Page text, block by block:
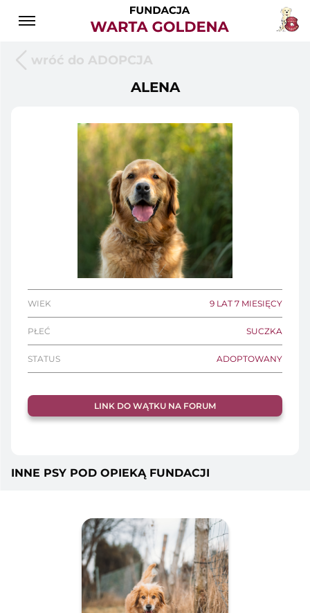
wróć do ADOPCJA
ALENA
WIEK 9 LAT 7 MIESIĘCY
PŁEĆ SUCZKA
STATUS ADOPTOWANY
LINK DO WĄTKU NA FORUM
INNE PSY POD OPIEKĄ FUNDACJI